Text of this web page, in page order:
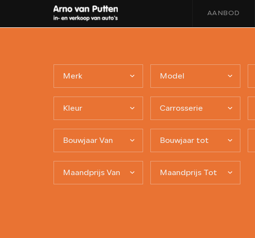
AANBOD
Merk Model
Kleur Carrosserie
Bouwjaar Van Bouwjaar tot
Maandprijs Van Maandprijs Tot